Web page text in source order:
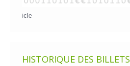
icle
HISTORIQUE DES BILLETS